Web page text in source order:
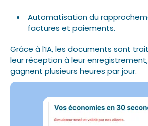
Automatisation du
factures et paiements.
Grâce à l’IA, les documents sont
leur réception à leur
gagnent plusieurs heures par jour.